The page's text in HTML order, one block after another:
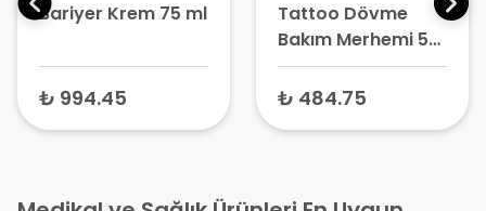
Bariyer Krem 75 ml
₺ 994.45
Tattoo Dövme
Bakım Merhemi 50
gr – Dövme Kremi,
Dövme Sonrası
₺ 484.75